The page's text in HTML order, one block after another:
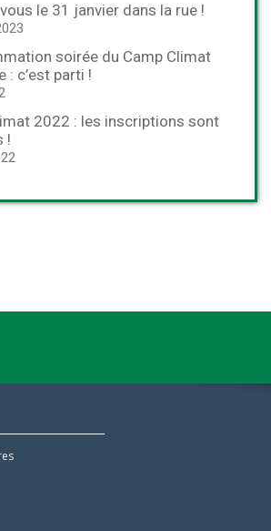
le 31 janvier dans la rue !
soirée du Camp Climat
: c’est parti !
2022 : les inscriptions sont
!